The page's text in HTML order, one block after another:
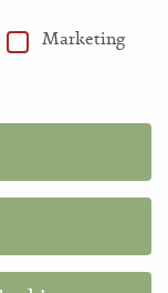
Marketing